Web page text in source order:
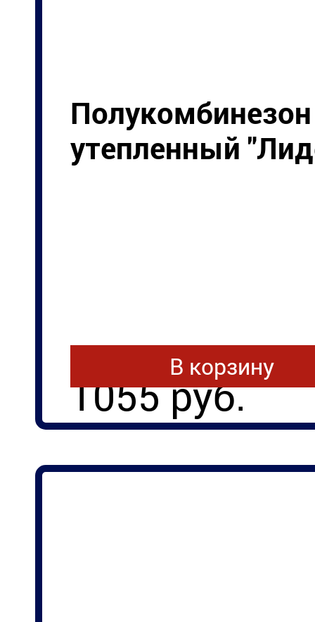
Полукомбинезон
утепленный
1055 руб.
В корзину